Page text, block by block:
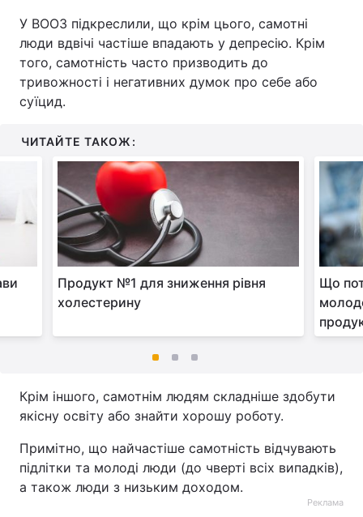
У ВООЗ підкреслили, що крім цього, самотні
люди вдвічі частіше впадають у депресію. Крім
того, самотність часто призводить до
тривожності і негативних думок про себе або
суїцид.
ЧИТАЙТЕ ТАКОЖ:
Продукт №1 для зниження рівня
холестерину
Що
Крім іншого, самотнім людям складніше здобути
якісну освіту або знайти хорошу роботу.
Примітно, що найчастіше самотність відчувають
підлітки та молоді люди (до чверті всіх випадків),
а також люди з низьким доходом.
Реклама